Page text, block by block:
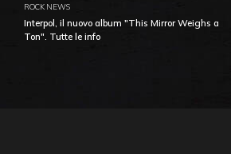
ROCK NEWS
Interpol, il nuovo album "This Mirror Weighs a
Ton". Tutte le info